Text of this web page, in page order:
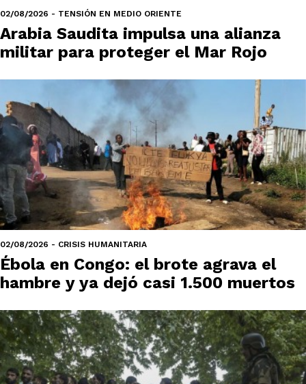
02/08/2026 - TENSIÓN EN MEDIO ORIENTE
Arabia Saudita impulsa una alianza
militar para proteger el Mar Rojo
02/08/2026 - CRISIS HUMANITARIA
Ébola en Congo: el brote agrava el
hambre y ya dejó casi 1.500 muertos